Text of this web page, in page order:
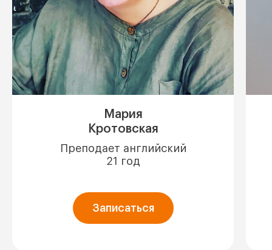
Мария
Кротовская
Преподает английский
21 год
Записаться